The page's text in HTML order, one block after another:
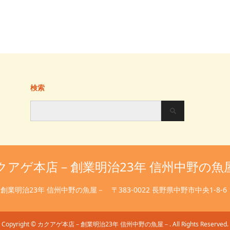
検索
アゲ本店－創業明治23年 信州中野の魚
業明治23年 信州中野の魚屋－ 〒383-0022 長野県中野市中央1-8-6
Copyright© カクアゲ本店－創業明治23年 信州中野の魚屋－ . All Rights Reserved.